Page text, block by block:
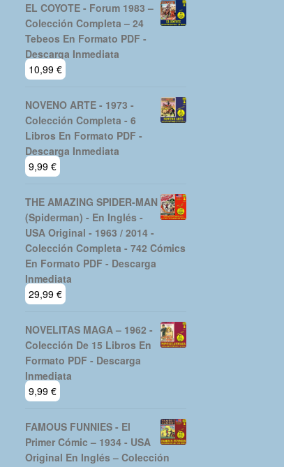
EL COYOTE - Forum 1983 –
Colección Completa – 24
Tebeos En Formato PDF -
Descarga Inmediata
10,99 €
NOVENO ARTE - 1973 -
Colección Completa - 6
Libros En Formato PDF -
Descarga Inmediata
9,99 €
THE AMAZING SPIDER-MAN
(Spiderman) - En Inglés -
USA Original - 1963 / 2014 -
Colección Completa - 742 Cómics
En Formato PDF - Descarga
Inmediata
29,99 €
NOVELITAS MAGA – 1962 -
Colección De 15 Libros En
Formato PDF - Descarga
Inmediata
9,99 €
FAMOUS FUNNIES - El
Primer Cómic – 1934 - USA
Original En Inglés – Colección